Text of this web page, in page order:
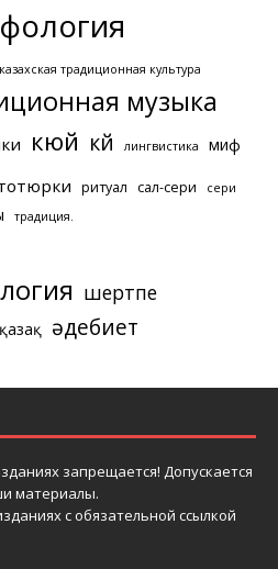
казахская традиционная культура
музыка
кюй күй лингвистика миф
ритуал сал-сери сери
традиция.
шертпе
қазақ әдебиет
запрещается! Допускается
материалы.
с обязательной ссылкой